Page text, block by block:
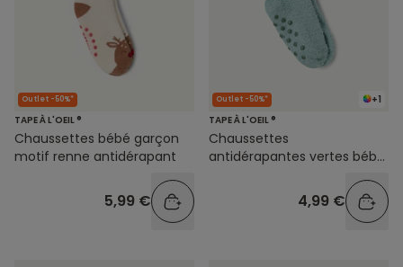
Outlet -50%*
TAPE À L'OEIL ®
Chaussettes bébé garçon
motif renne antidérapant
5,99 €
+1
Outlet -50%*
TAPE À L'OEIL ®
Chaussettes
antidérapantes vertes bébé
4,99 €